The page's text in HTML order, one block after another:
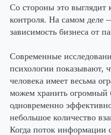
Со стороны это выглядит
контроля. На самом деле
зависимость бизнеса от
Современные
психологии показывают,
человека имеет весьма
можем хранить огромный
одновременно
небольшое количество
Когда поток информации